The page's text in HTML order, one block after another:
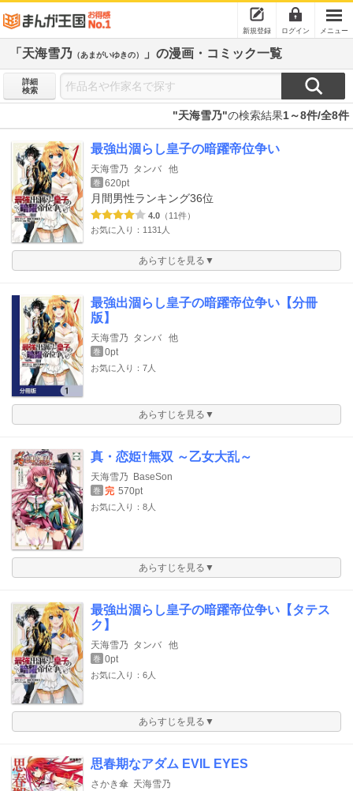
新規登録 ログイン メニュー
「天海雪乃 （あまがいゆきの） 」の漫画・コミック一覧
詳細
検索
"天海雪乃"の検索結果1～8件/全8件
最強出涸らし皇子の暗躍帝位争い
天海雪乃 タンバ 他
巻 620pt
月間男性ランキング36位
4.0 （11件）
お気に入り：1131人
あらすじを見る▼
最強出涸らし皇子の暗躍帝位争い【分冊
版】
天海雪乃 タンバ 他
巻 0pt
お気に入り：7人
あらすじを見る▼
真・恋姫†無双 ～乙女大乱～
天海雪乃 BaseSon
巻 完 570pt
お気に入り：8人
あらすじを見る▼
最強出涸らし皇子の暗躍帝位争い【タテス
ク】
天海雪乃 タンバ 他
巻 0pt
お気に入り：6人
あらすじを見る▼
思春期なアダム EVIL EYES
さかき傘 天海雪乃